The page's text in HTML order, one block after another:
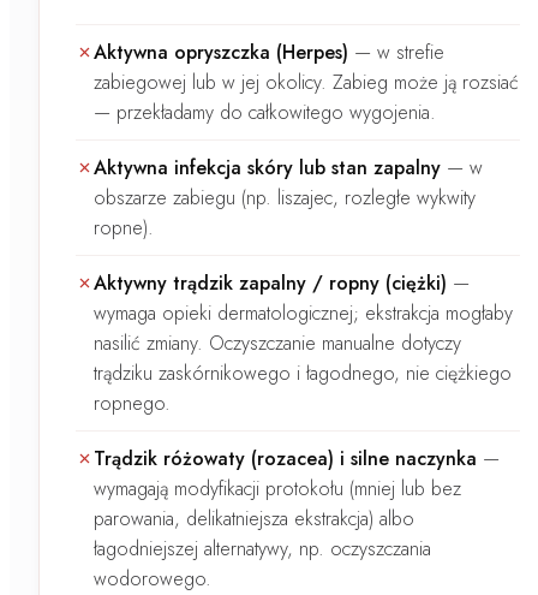
Aktywna opryszczka (Herpes) — w strefie
zabiegowej lub w jej okolicy. Zabieg może ją rozsiać
— przekładamy do całkowitego wygojenia.
Aktywna infekcja skóry lub stan zapalny — w
obszarze zabiegu (np. liszajec, rozległe wykwity
ropne).
Aktywny trądzik zapalny / ropny (ciężki) —
wymaga opieki dermatologicznej; ekstrakcja mogłaby
nasilić zmiany. Oczyszczanie manualne dotyczy
trądziku zaskórnikowego i łagodnego, nie ciężkiego
ropnego.
Trądzik różowaty (rozacea) i silne naczynka —
wymagają modyfikacji protokołu (mniej lub bez
parowania, delikatniejsza ekstrakcja) albo
łagodniejszej alternatywy, np. oczyszczania
wodorowego.